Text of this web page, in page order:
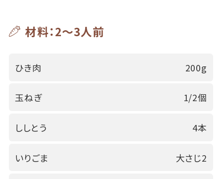
材料：2～3人前
ひき肉 200g
玉ねぎ 1/2個
ししとう 4本
いりごま 大さじ2